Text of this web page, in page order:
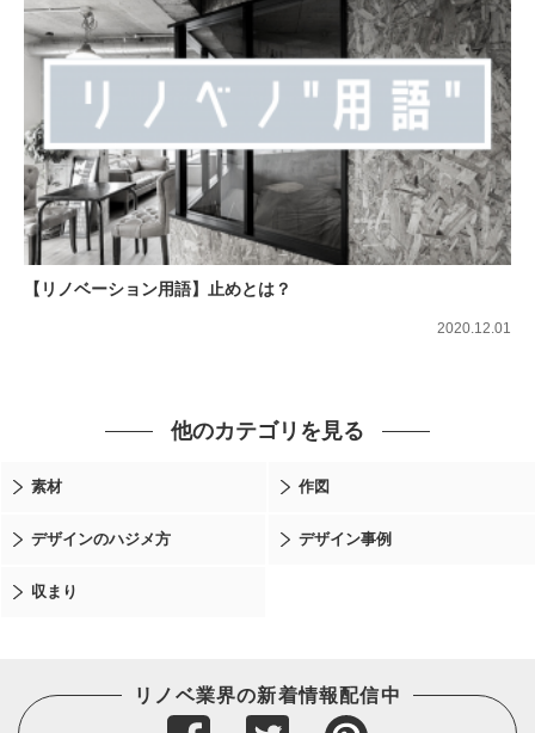
【リノベーション用語】止めとは？
2020.12.01
他のカテゴリを見る
素材 作図
デザインのハジメ方 デザイン事例
収まり
リノベ業界の新着情報配信中